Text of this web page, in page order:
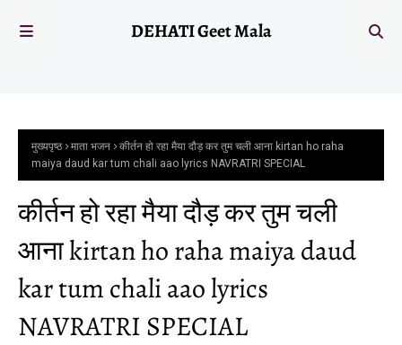
DEHATI Geet Mala
मुख्यपृष्ठ माता भजन
कीर्तन हो रहा मैया दौड़ कर तुम चली आना kirtan ho raha
maiya daud kar tum chali aao lyrics NAVRATRI SPECIAL
कीर्तन हो रहा मैया दौड़ कर तुम चली
आना kirtan ho raha maiya daud
kar tum chali aao lyrics
NAVRATRI SPECIAL